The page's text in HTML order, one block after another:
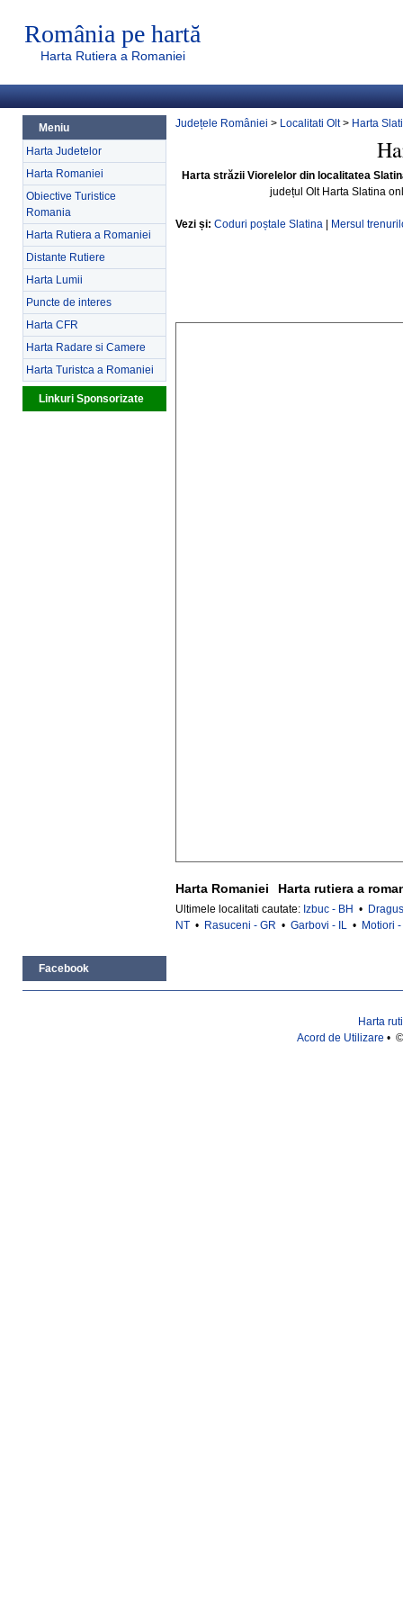
România pe hartă
Harta Rutiera a Romaniei
Meniu
Harta Judetelor
Harta Romaniei
Obiective Turistice
Romania
Harta Rutiera a Romaniei
Distante Rutiere
Harta Lumii
Puncte de interes
Harta CFR
Harta Radare si Camere
Harta Turistca a Romaniei
Linkuri Sponsorizate
Facebook
Județele României > Localitati Olt> Harta
Harta străzii Viorelelor din localitatea
județul Olt Harta Slatina
Vezi și: Coduri poștale Slatina Mersul
Harta Romaniei Harta rutiera a
Ultimele localitati cautate: Izbuc - BH •
NT • Rasuceni - GR • Garbovi - IL • Motiori
Harta
Acord de Utilizare •